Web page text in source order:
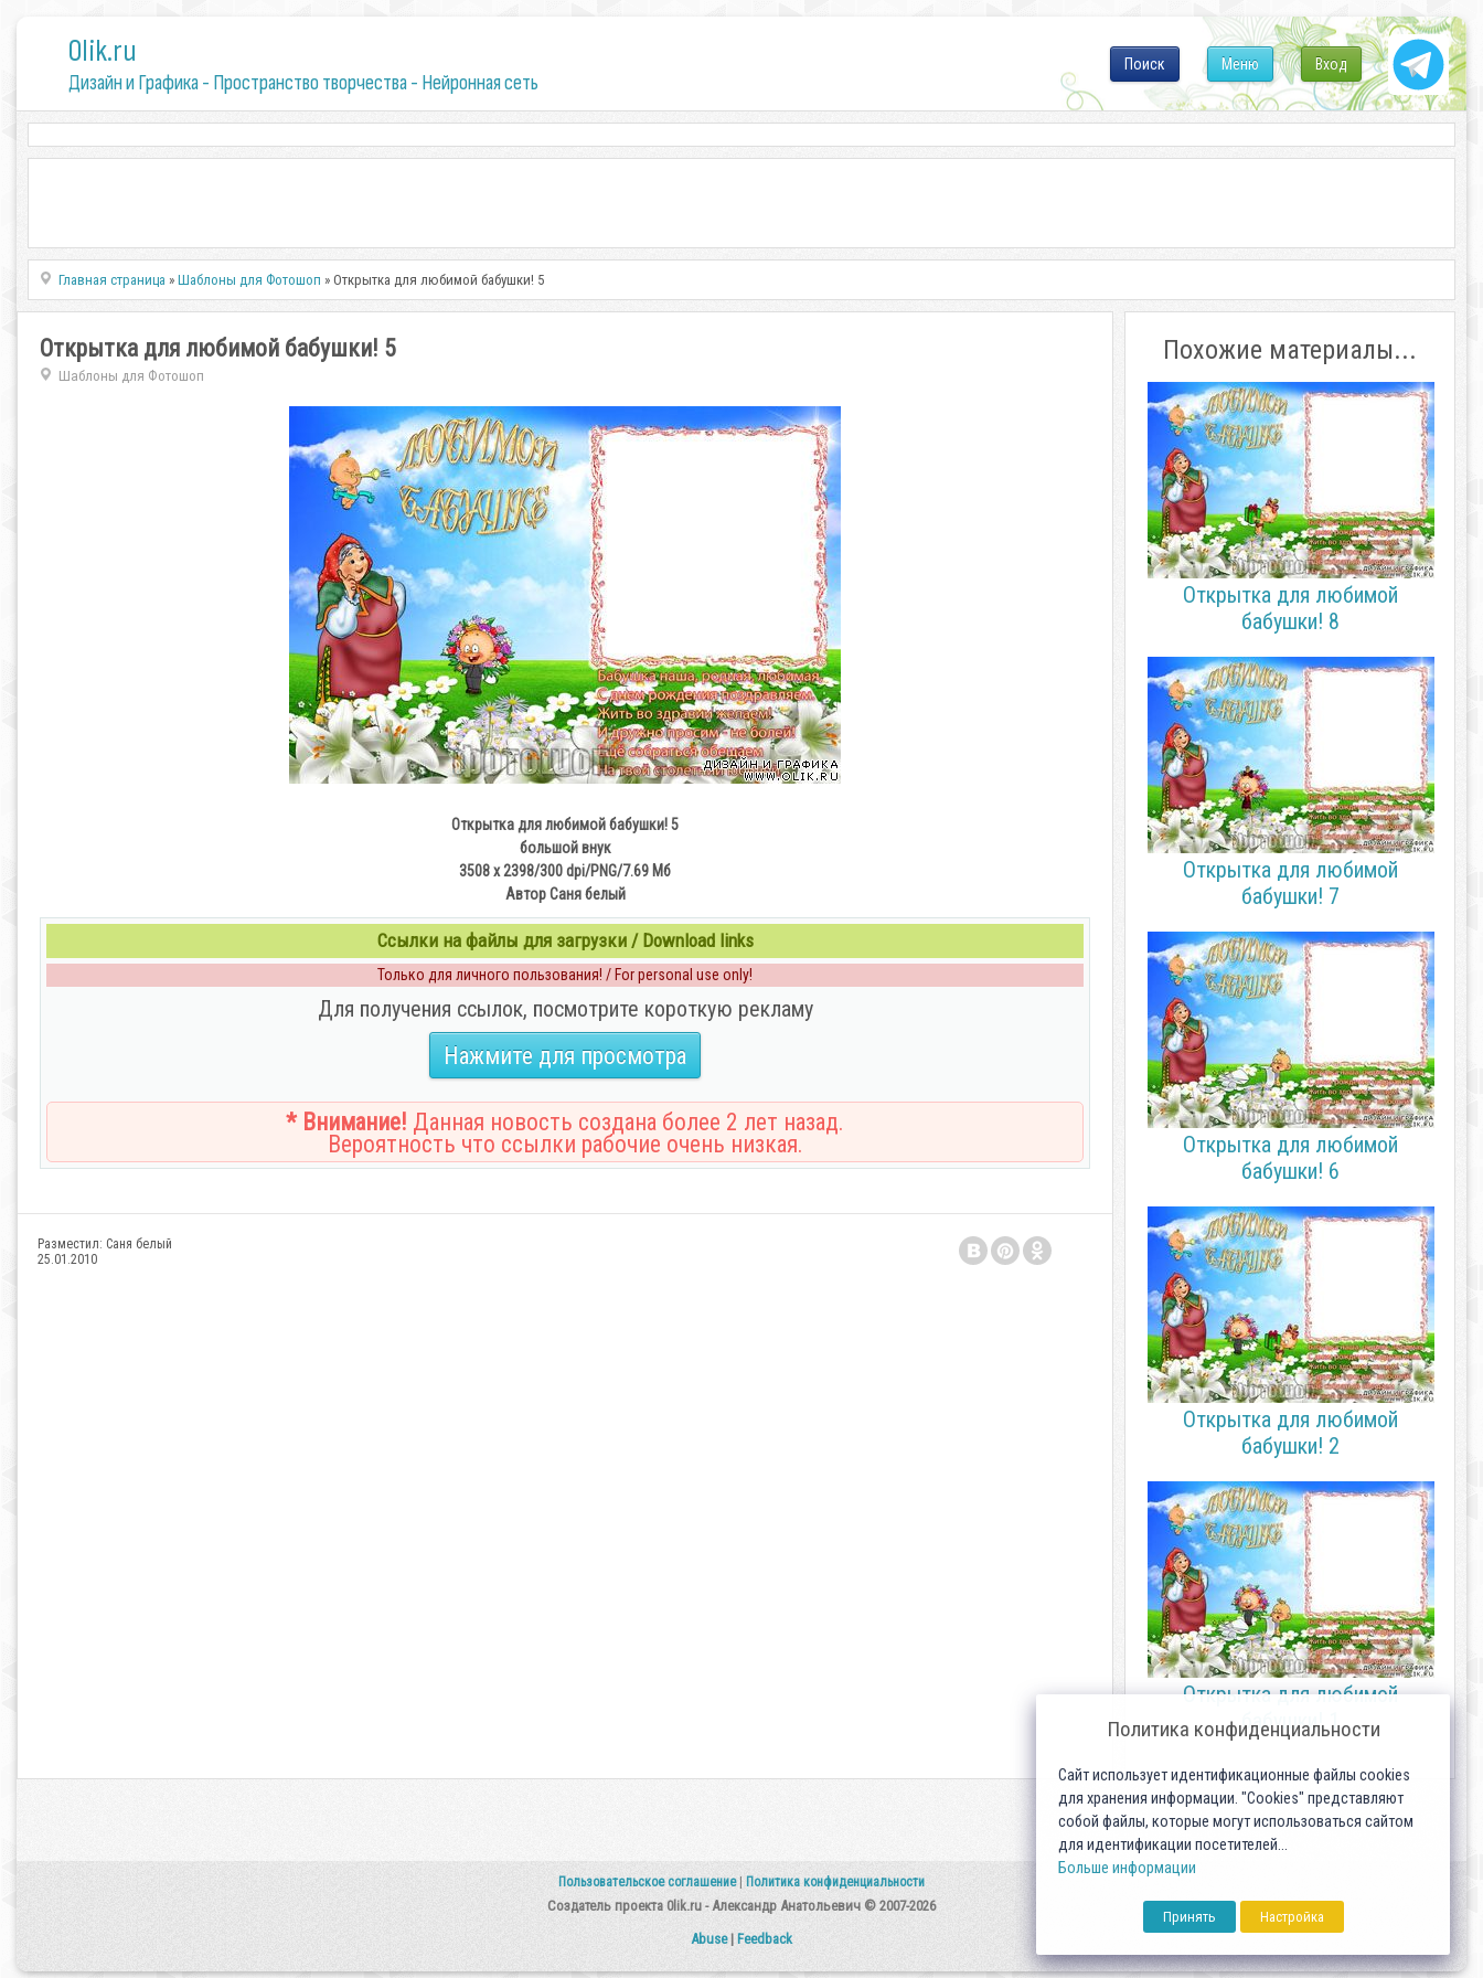
0lik.ru
Дизайн и Графика - Пространство творчества - Нейронная сеть
Вход
Меню
Поиск
Главная страница »Шаблоны для Фотошоп » Открытка для любимой бабушки! 5
Открытка для любимой бабушки! 5
Шаблоны для Фотошоп
Открытка для любимой бабушки! 5
большой внук
3508 x 2398/300 dpi/PNG/7.69 Мб
Автор Саня белый
Ссылки на файлы для загрузки / Download links
Только для личного пользования! / For personal use only!
Для получения ссылок, посмотрите короткую рекламу
Нажмите для просмотра
* Внимание! Данная новость создана более 2 лет назад.
Вероятность что ссылки рабочие очень низкая.
Разместил: Саня белый
25.01.2010
Похожие материалы...
Открытка для любимой
бабушки! 8
Открытка для любимой
бабушки! 7
Открытка для любимой
бабушки! 6
Открытка для любимой
бабушки! 2
Открытка для любимой
бабушки! 1
Пользовательское соглашение Политика конфиденциальности
Создатель проекта 0lik.ru - Александр Анатольевич © 2007-2026
Abuse| Feedback
Политика конфиденциальности
Сайт использует идентификационные файлы cookies
для хранения информации. "Cookies" представляют
собой файлы, которые могут использоваться сайтом
для идентификации посетителей...
Больше информации
Принять Настройка